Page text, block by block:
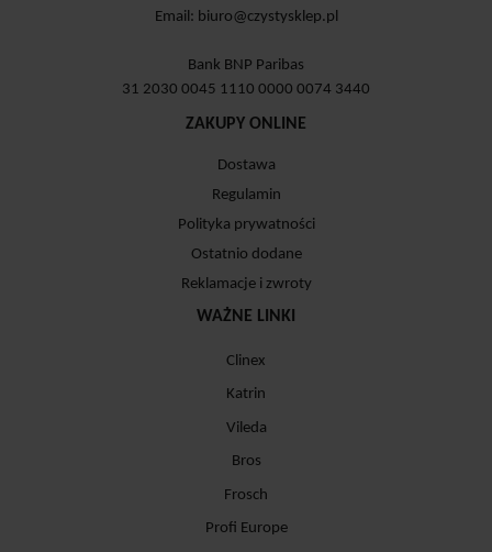
Email: biuro@czystysklep.pl
Bank BNP Paribas
31 2030 0045 1110 0000 0074 3440
ZAKUPY ONLINE
Dostawa
Regulamin
Polityka prywatności
Ostatnio dodane
Reklamacje i zwroty
WAŻNE LINKI
Clinex
Katrin
Vileda
Bros
Frosch
Profi Europe